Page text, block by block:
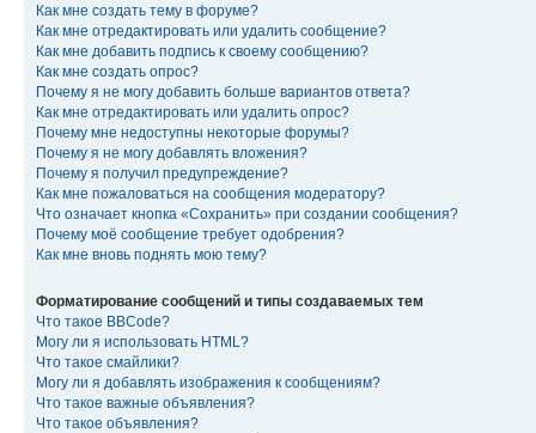
Как мне создать тему в форуме?
Как мне отредактировать или удалить сообщение?
Как мне добавить подпись к своему сообщению?
Как мне создать опрос?
Почему я не могу добавить больше вариантов ответа?
Как мне отредактировать или удалить опрос?
Почему мне недоступны некоторые форумы?
Почему я не могу добавлять вложения?
Почему я получил предупреждение?
Как мне пожаловаться на сообщения модератору?
Что означает кнопка «Сохранить» при создании сообщения?
Почему моё сообщение требует одобрения?
Как мне вновь поднять мою тему?
Форматирование сообщений и типы создаваемых тем
Что такое BBCode?
Могу ли я использовать HTML?
Что такое смайлики?
Могу ли я добавлять изображения к сообщениям?
Что такое важные объявления?
Что такое объявления?